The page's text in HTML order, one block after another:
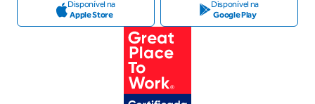
Disponível na
Apple Store
Disponível na
Google Play